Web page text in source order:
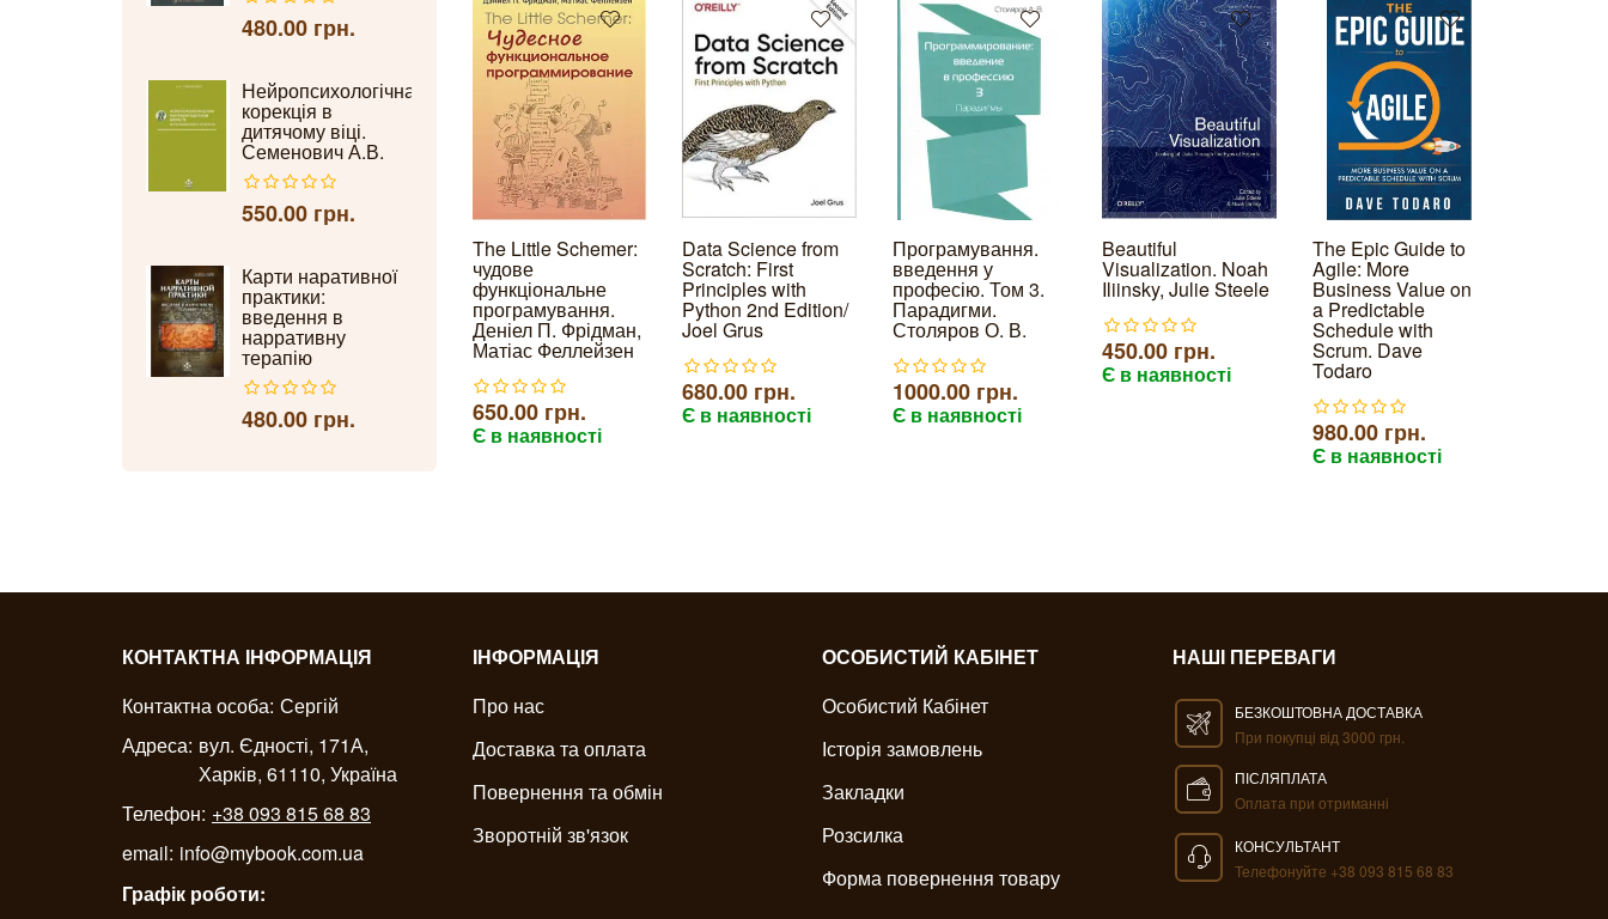
480.00 грн.
Нейропсихологічна
корекція в
дитячому віці.
Семенович А.В.
550.00 грн.
Карти наративної
практики:
введення в
нарративну
терапію
480.00 грн.
The Little Schemer:
чудове
функціональне
програмування.
Деніел П. Фрідман,
Матіас Феллейзен
650.00 грн.
Є в наявності
Data Science from
Scratch: First
Principles with
Python 2nd Edition/
Joel Grus
680.00 грн.
Є в наявності
Програмування.
введення у
професію. Том 3.
Парадигми.
Столяров О. В.
1000.00 грн.
Є в наявності
Beautiful
Visualization. Noah
Iliinsky, Julie Steele
450.00 грн.
Є в наявності
The Epic Guide to
Agile: More
Business Value on
a Predictable
Schedule with
Scrum. Dave
Todaro
980.00 грн.
Є в наявності
КОНТАКТНА ІНФОРМАЦІЯ
Контактна особа: Сергій
Адреса: вул. Єдності, 171А,
Харків, 61110, Україна
Телефон: +38 093 815 68 83
email: info@mybook.com.ua
Графік роботи:
ІНФОРМАЦІЯ
Про нас
Доставка та оплата
Повернення та обмін
Зворотній зв'язок
ОСОБИСТИЙ КАБІНЕТ
Особистий Кабінет
Історія замовлень
Закладки
Розсилка
Форма повернення товару
НАШІ ПЕРЕВАГИ
БЕЗКОШТОВНА ДОСТАВКА
При покупці від 3000 грн.
ПІСЛЯПЛАТА
Оплата при отриманні
КОНСУЛЬТАНТ
Телефонуйте +38 093 815 68 83